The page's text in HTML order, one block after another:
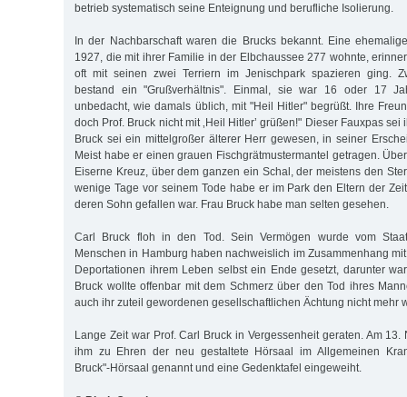
betrieb systematisch seine Enteignung und berufliche Isolierung.
In der Nachbarschaft waren die Brucks bekannt. Eine
1927, die mit ihrer Familie in der Elbchaussee 277 wohnte,
oft mit seinen zwei Terriern im Jenischpark spazieren ging.
bestand ein "Grußverhältnis". Einmal, sie war 16 oder 17
unbedacht, wie damals üblich, mit "Heil Hitler" begrüßt. Ihre
doch Prof. Bruck nicht mit ‚Heil Hitler’ grüßen!" Dieser Fauxpas
Bruck sei ein mittelgroßer älterer Herr gewesen, in seiner
Meist habe er einen grauen Fischgrätmustermantel getragen.
Eiserne Kreuz, über dem ganzen ein Schal, der meistens den
wenige Tage vor seinem Tode habe er im Park den Eltern der
deren Sohn gefallen war. Frau Bruck habe man selten gesehen.
Carl Bruck floh in den Tod. Sein Vermögen wurde vom
Menschen in Hamburg haben nachweislich im Zusammenhang
Deportationen ihrem Leben selbst ein Ende gesetzt, darunter
Bruck wollte offenbar mit dem Schmerz über den Tod ihres
auch ihr zuteil gewordenen gesellschaftlichen Ächtung nicht mehr
Lange Zeit war Prof. Carl Bruck in Vergessenheit geraten. Am
ihm zu Ehren der neu gestaltete Hörsaal im Allgemeinen
Bruck"-Hörsaal genannt und eine Gedenktafel eingeweiht.